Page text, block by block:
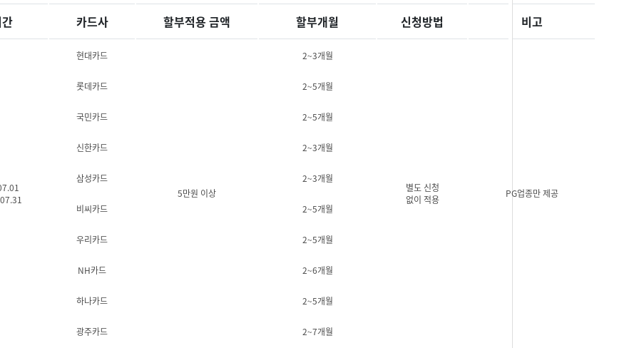
카드사 할부적용 금액 할부개월 신청방법 비고
현대카드
5만원 이상
2~3개월
별도 신청
없이 적용
PG업종만 제공
롯데카드 2~5개월
국민카드 2~5개월
신한카드 2~3개월
삼성카드 2~3개월
비씨카드 2~5개월
우리카드 2~5개월
NH카드 2~6개월
하나카드 2~5개월
광주카드 2~7개월